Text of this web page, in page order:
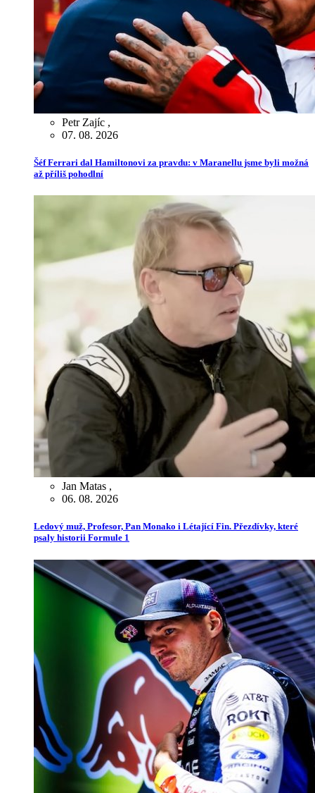
Petr Zajíc ,
07. 08. 2026
Šéf Ferrari dal Hamiltonovi za pravdu: v Maranellu jsme byli možná
až příliš pohodlní
Jan Matas ,
06. 08. 2026
Ledový muž, Profesor, Pan Monako i Létající Fin. Přezdívky, které
psaly historii Formule 1